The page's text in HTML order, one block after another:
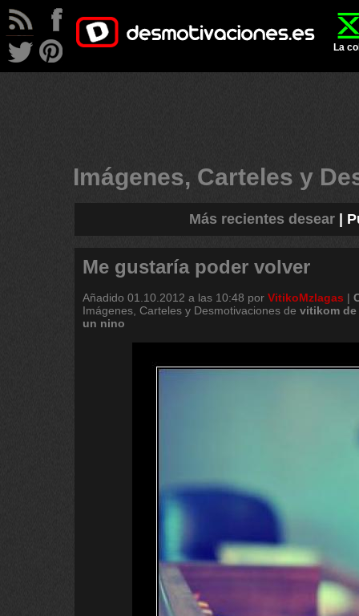
La
Imágenes, Carteles y
Más recientes desear|
Me gustaría poder volver
Añadido 01.10.2012 a las 10:48 por VitikoMzlagas |
Imágenes, Carteles y Desmotivaciones de vitikom de
un nino